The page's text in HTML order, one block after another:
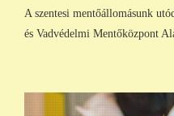
A szentesi mentőállomásunk
és Vadvédelmi Mentőközpont